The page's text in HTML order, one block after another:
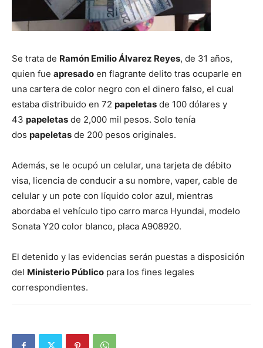
Se trata de Ramón Emilio Álvarez Reyes, de 31 años,
quien fue apresado en flagrante delito tras ocuparle en
una cartera de color negro con el dinero falso, el cual
estaba distribuido en 72 papeletas de 100 dólares y
43 papeletas de 2,000 mil pesos. Solo tenía
dos papeletas de 200 pesos originales.
Además, se le ocupó un celular, una tarjeta de débito
visa, licencia de conducir a su nombre, vaper, cable de
celular y un pote con líquido color azul, mientras
abordaba el vehículo tipo carro marca Hyundai, modelo
Sonata Y20 color blanco, placa A908920.
El detenido y las evidencias serán puestas a disposición
del Ministerio Público para los fines legales
correspondientes.